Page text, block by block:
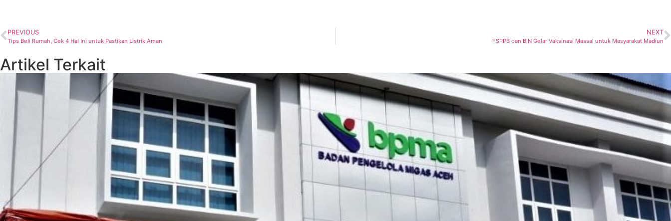
PREVIOUS
Tips Beli Rumah, Cek 4 Hal Ini untuk Pastikan Listrik Aman
NEXT
FSPPB dan BIN Gelar Vaksinasi Massal untuk Masyarakat Madiun
Artikel Terkait